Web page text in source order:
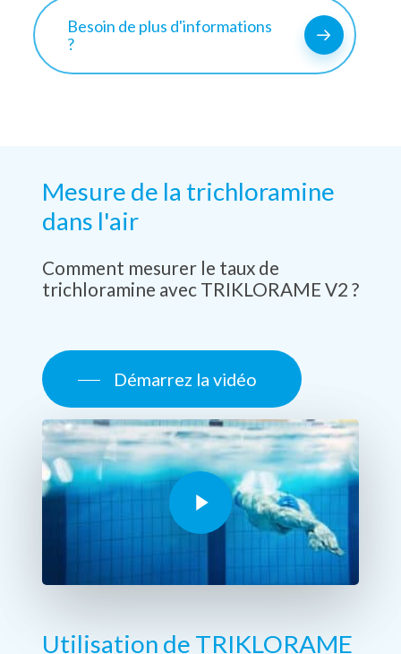
Besoin de plus d'informations
?
Mesure de la trichloramine
dans l'air
Comment mesurer le taux de
trichloramine avec TRIKLORAME V2 ?
Démarrez la vidéo
Play Video
Utilisation de TRIKLORAME